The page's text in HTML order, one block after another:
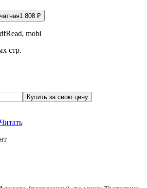
1 808 ₽
mobi
стр.
Купить за свою цену
Читать